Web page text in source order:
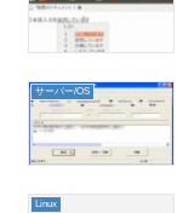
サーバー/OS
Linux